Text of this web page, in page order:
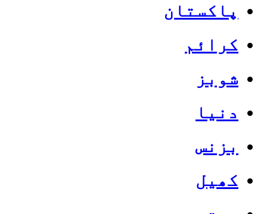
پاکستان
کرائم
شوبز
دنیا
بزنس
کھیل